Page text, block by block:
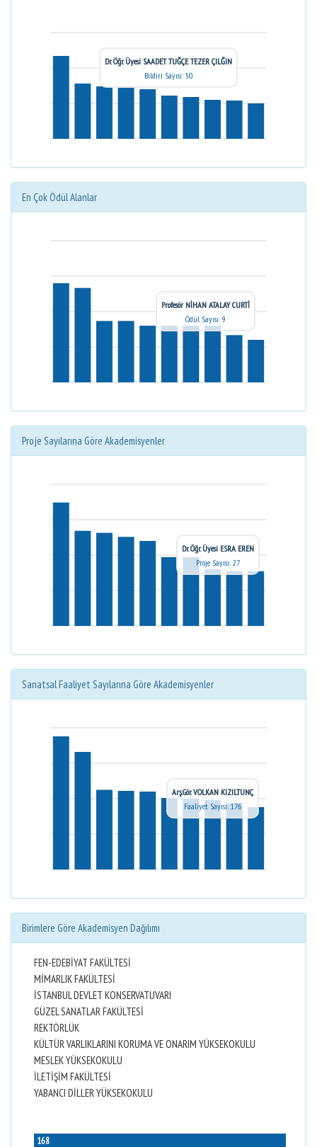
Dr. Öğr. Üyesi SAADET TUĞÇE TEZER ÇILĞIN
Bildiri Sayısı: 50
En Çok Ödül Alanlar
Profesör NİHAN ATALAY CURTİ
Ödül Sayısı: 9
Proje Sayılarına Göre Akademisyenler
Dr. Öğr. Üyesi ESRA EREN
Proje Sayısı: 27
Sanatsal Faaliyet Sayılarına Göre Akademisyenler
Arş.Gör. VOLKAN KIZILTUNÇ
Faaliyet Sayısı: 176
Birimlere Göre Akademisyen Dağılımı
FEN-EDEBİYAT FAKÜLTESİ
MİMARLIK FAKÜLTESİ
İSTANBUL DEVLET KONSERVATUVARI
GÜZEL SANATLAR FAKÜLTESİ
REKTÖRLÜK
KÜLTÜR VARLIKLARINI KORUMA VE ONARIM YÜKSEKOKULU
MESLEK YÜKSEKOKULU
İLETİŞİM FAKÜLTESİ
YABANCI DİLLER YÜKSEKOKULU
168